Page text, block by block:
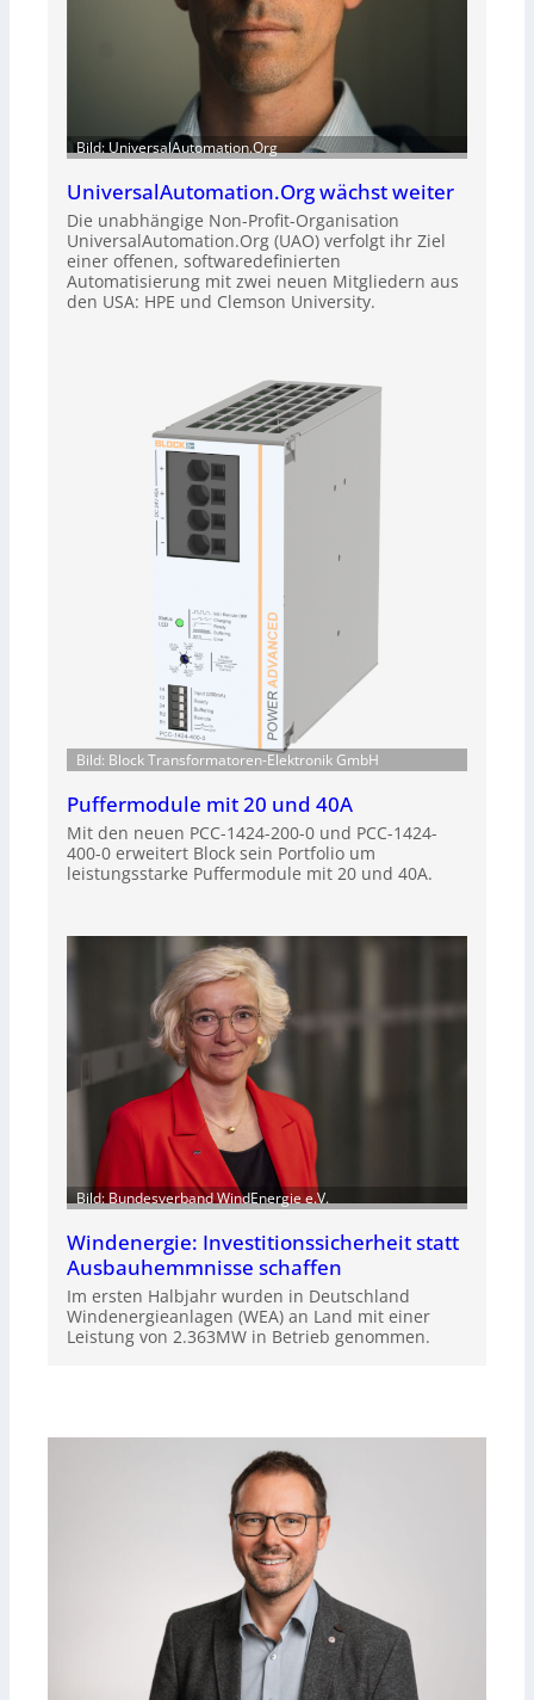
Bild: UniversalAutomation.Org
UniversalAutomation.Org wächst weiter
Die unabhängige Non-Profit-Organisation
UniversalAutomation.Org (UAO) verfolgt ihr Ziel
einer offenen, softwaredefinierten
Automatisierung mit zwei neuen Mitgliedern aus
den USA: HPE und Clemson University.
Bild: Block Transformatoren-Elektronik GmbH
Puffermodule mit 20 und 40A
Mit den neuen PCC-1424-200-0 und PCC-1424-
400-0 erweitert Block sein Portfolio um
leistungsstarke Puffermodule mit 20 und 40A.
Bild: Bundesverband WindEnergie e.V.
Windenergie: Investitionssicherheit statt
Ausbauhemmnisse schaffen
Im ersten Halbjahr wurden in Deutschland
Windenergieanlagen (WEA) an Land mit einer
Leistung von 2.363MW in Betrieb genommen.